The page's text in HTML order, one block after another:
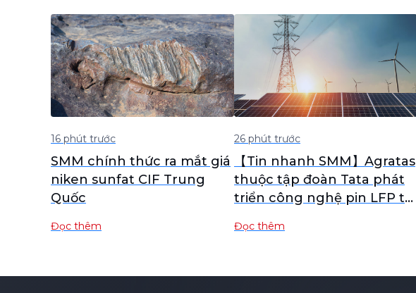
16 phút trước
SMM chính thức ra mắt giá
niken sunfat CIF Trung
Quốc
Đọc thêm
26 phút trước
【Tin nhanh SMM】Agratas
thuộc tập đoàn Tata phát
triển công nghệ pin LFP tự
khỏi sự phụ thuộc vào
Đọc thêm